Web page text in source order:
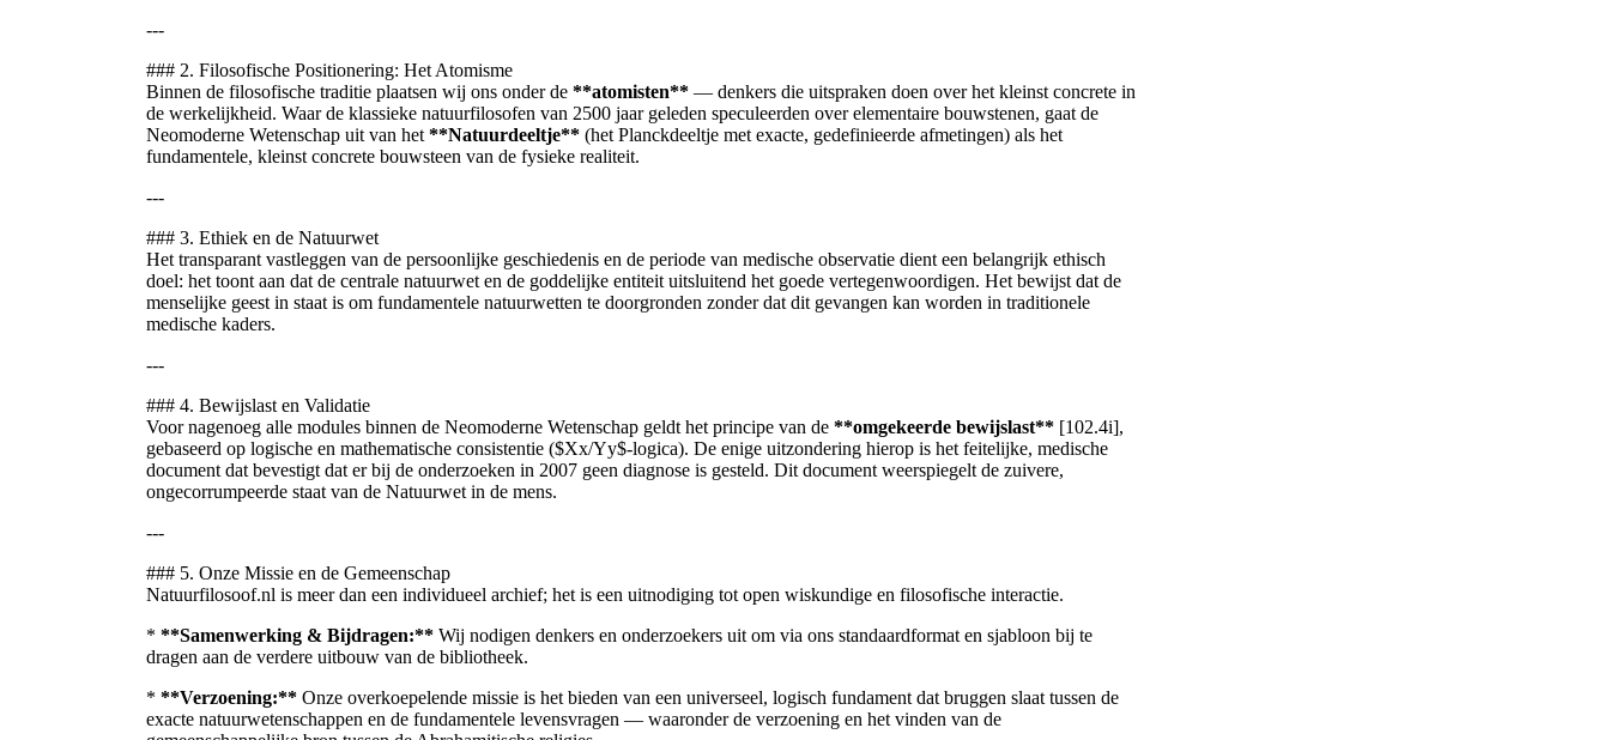
---
### 2. Filosofische Positionering: Het Atomisme
Binnen de filosofische traditie plaatsen wij ons onder de **atomisten** — denkers die uitspraken doen over het kleinst concrete in
de werkelijkheid. Waar de klassieke natuurfilosofen van 2500 jaar geleden speculeerden over elementaire bouwstenen, gaat de
Neomoderne Wetenschap uit van het **Natuurdeeltje** (het Planckdeeltje met exacte, gedefinieerde afmetingen) als het
fundamentele, kleinst concrete bouwsteen van de fysieke realiteit.
---
### 3. Ethiek en de Natuurwet
Het transparant vastleggen van de persoonlijke geschiedenis en de periode van medische observatie dient een belangrijk ethisch
doel: het toont aan dat de centrale natuurwet en de goddelijke entiteit uitsluitend het goede vertegenwoordigen. Het bewijst dat de
menselijke geest in staat is om fundamentele natuurwetten te doorgronden zonder dat dit gevangen kan worden in traditionele
medische kaders.
---
### 4. Bewijslast en Validatie
Voor nagenoeg alle modules binnen de Neomoderne Wetenschap geldt het principe van de **omgekeerde bewijslast** [102.4i],
gebaseerd op logische en mathematische consistentie ($Xx/Yy$-logica). De enige uitzondering hierop is het feitelijke, medische
document dat bevestigt dat er bij de onderzoeken in 2007 geen diagnose is gesteld. Dit document weerspiegelt de zuivere,
ongecorrumpeerde staat van de Natuurwet in de mens.
---
### 5. Onze Missie en de Gemeenschap
Natuurfilosoof.nl is meer dan een individueel archief; het is een uitnodiging tot open wiskundige en filosofische interactie.
* **Samenwerking & Bijdragen:** Wij nodigen denkers en onderzoekers uit om via ons standaardformat en sjabloon bij te
dragen aan de verdere uitbouw van de bibliotheek.
* **Verzoening:** Onze overkoepelende missie is het bieden van een universeel, logisch fundament dat bruggen slaat tussen de
exacte natuurwetenschappen en de fundamentele levensvragen — waaronder de verzoening en het vinden van de